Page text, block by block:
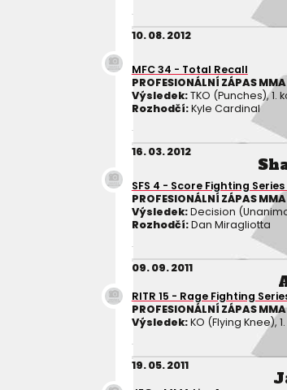
10. 08. 2012
MFC 34 - Total Recall
PROFESIONÁLNÍ ZÁPAS MMA
Výsledek:TKO (Punches), 1.
Rozhodčí:Kyle Cardinal
16. 03. 2012
SFS 4 - Score Fighting Series
PROFESIONÁLNÍ ZÁPAS MMA
Výsledek:Decision
Rozhodčí:Dan Miragliotta
09. 09. 2011
RITR 15 - Rage Fighting
PROFESIONÁLNÍ ZÁPAS MMA
Výsledek:KO (Flying Knee),
19. 05. 2011